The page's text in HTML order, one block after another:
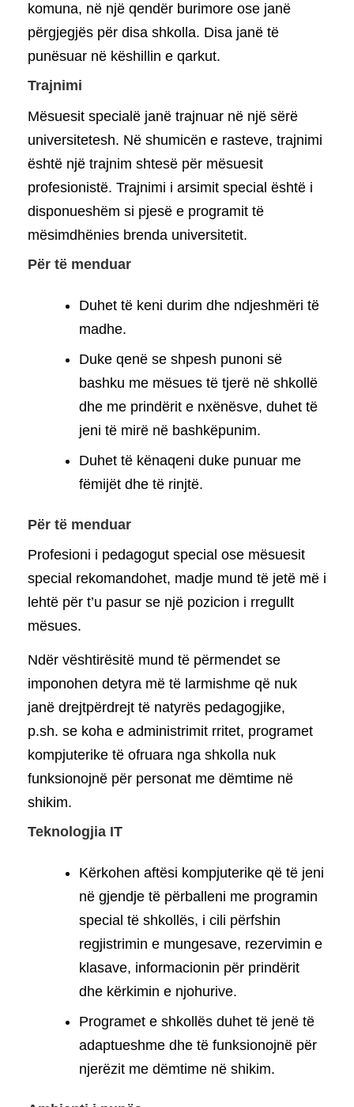
komuna, në një qendër burimore ose janë
përgjegjës për disa shkolla. Disa janë të
punësuar në këshillin e qarkut.
Trajnimi
Mësuesit specialë janë trajnuar në një sërë
universitetesh. Në shumicën e rasteve, trajnimi
është një trajnim shtesë për mësuesit
profesionistë. Trajnimi i arsimit special është i
disponueshëm si pjesë e programit të
mësimdhënies brenda universitetit.
Për të menduar
Duhet të keni durim dhe ndjeshmëri të
madhe.
Duke qenë se shpesh punoni së
bashku me mësues të tjerë në shkollë
dhe me prindërit e nxënësve, duhet të
jeni të mirë në bashkëpunim.
Duhet të kënaqeni duke punuar me
fëmijët dhe të rinjtë.
Për të menduar
Profesioni i pedagogut special ose mësuesit
special rekomandohet, madje mund të jetë më i
lehtë për t’u pasur se një pozicion i rregullt
mësues.
Ndër vështirësitë mund të përmendet se
imponohen detyra më të larmishme që nuk
janë drejtpërdrejt të natyrës pedagogjike,
p.sh. se koha e administrimit rritet, programet
kompjuterike të ofruara nga shkolla nuk
funksionojnë për personat me dëmtime në
shikim.
Teknologjia IT
Kërkohen aftësi kompjuterike që të jeni
në gjendje të përballeni me programin
special të shkollës, i cili përfshin
regjistrimin e mungesave, rezervimin e
klasave, informacionin për prindërit
dhe kërkimin e njohurive.
Programet e shkollës duhet të jenë të
adaptueshme dhe të funksionojnë për
njerëzit me dëmtime në shikim.